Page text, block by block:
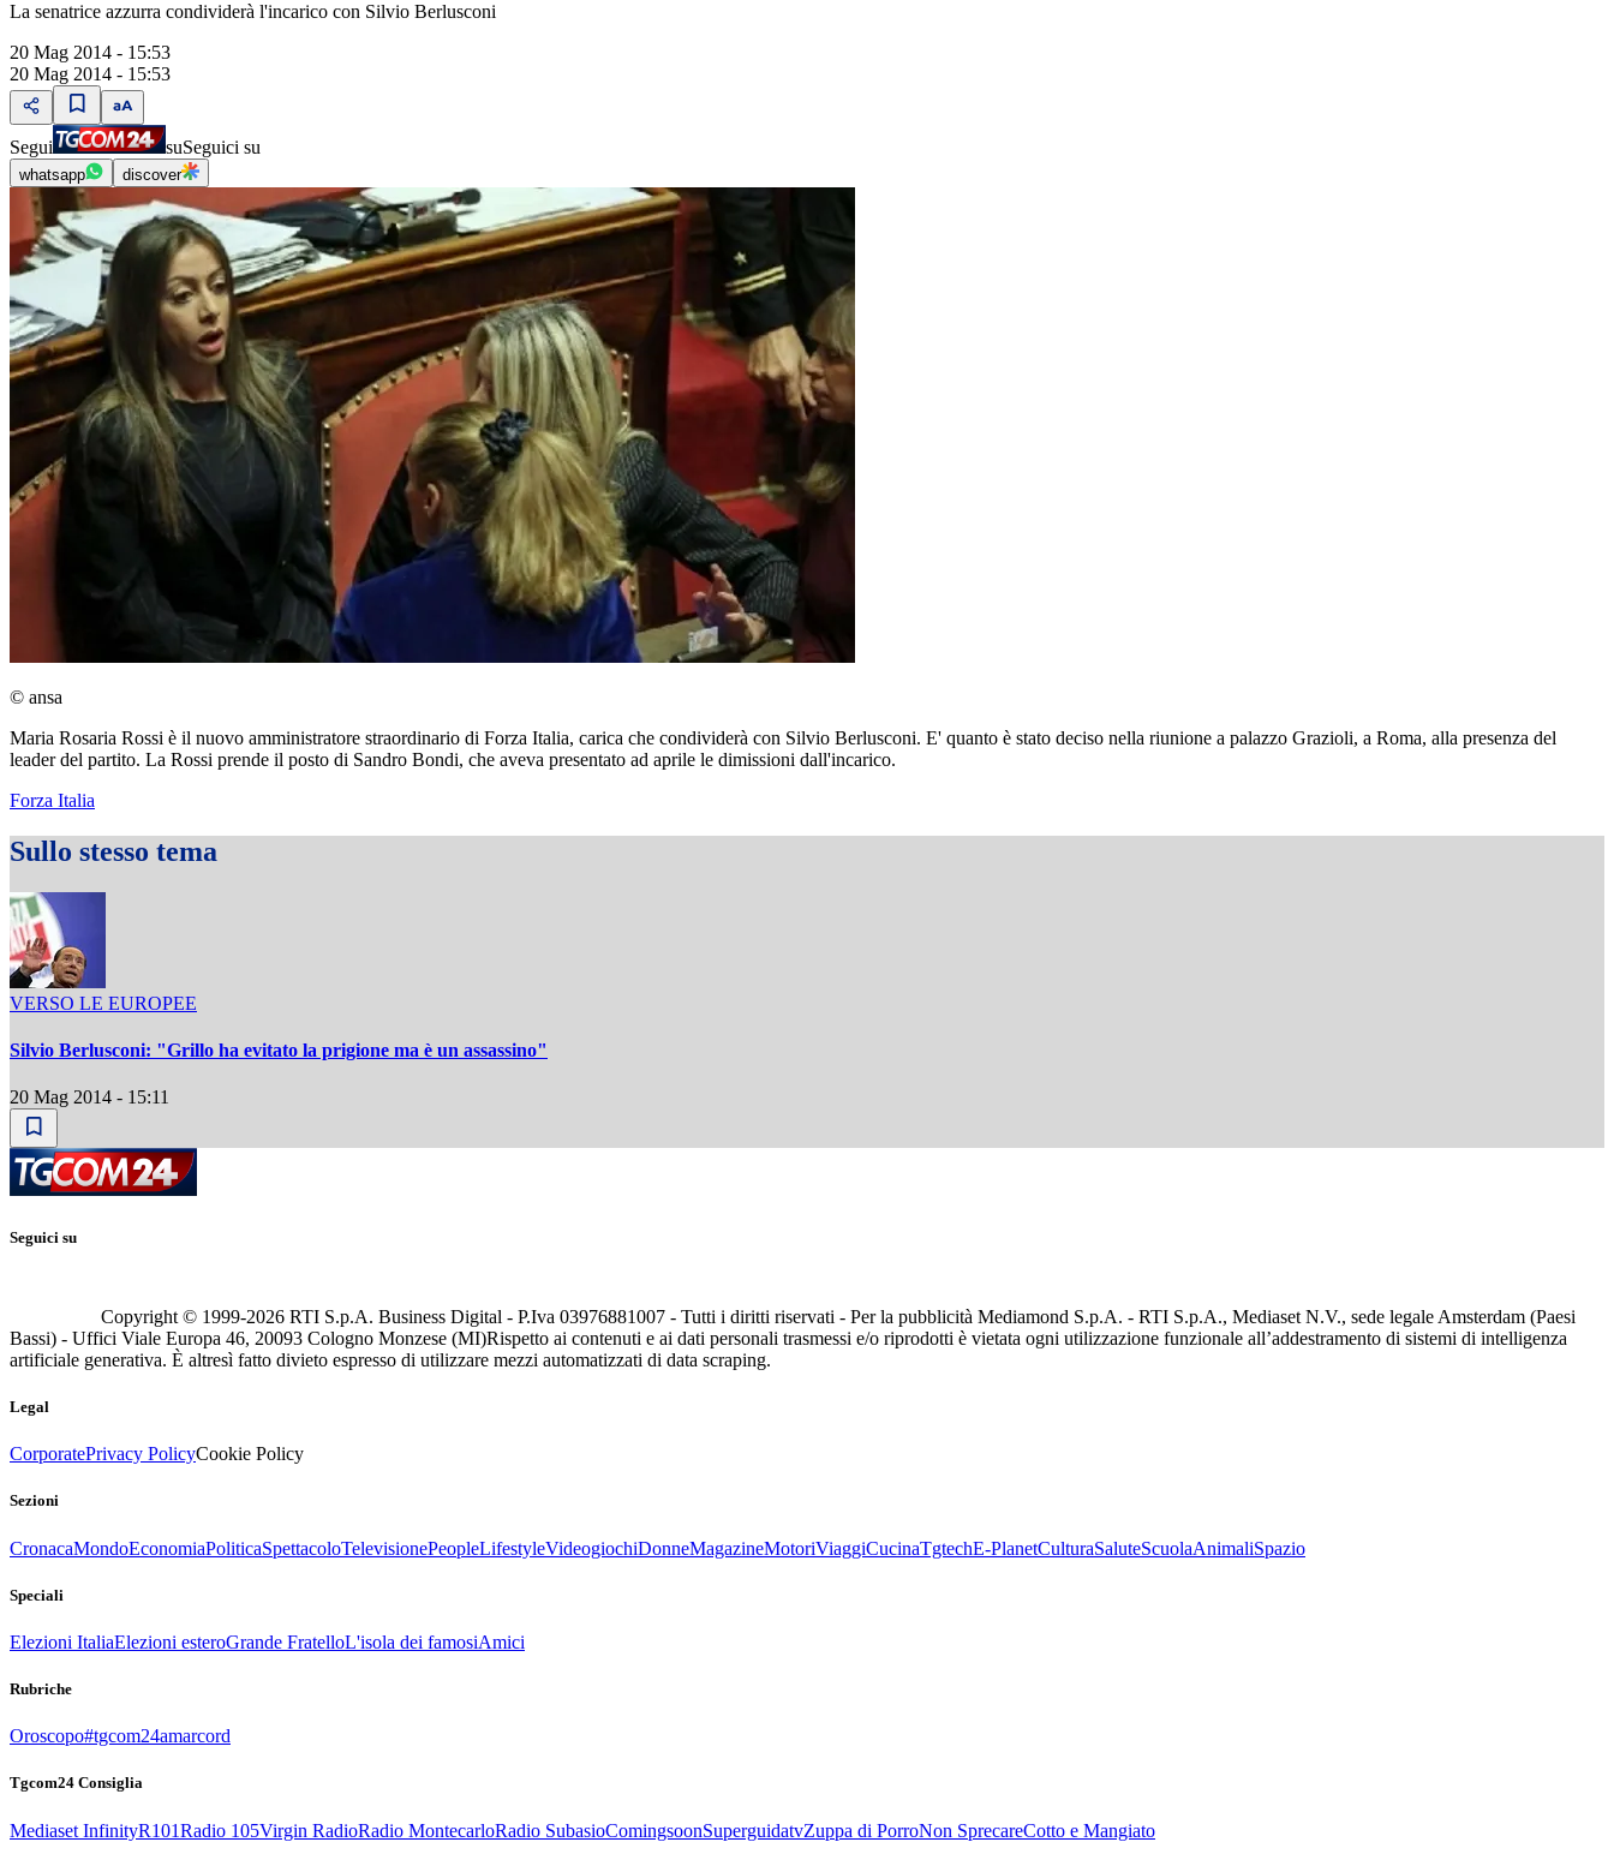
La senatrice azzurra condividerà l'incarico con Silvio Berlusconi
20 Mag 2014 - 15:53
20 Mag 2014 - 15:53
Segui suSeguici su
whatsapp discover
© ansa
Maria Rosaria Rossi è il nuovo amministratore straordinario di Forza Italia, carica che condividerà con Silvio Berlusconi. E' quanto è stato deciso nella riunione a palazzo Grazioli, a Roma, alla presenza del
leader del partito. La Rossi prende il posto di Sandro Bondi, che aveva presentato ad aprile le dimissioni dall'incarico.
Forza Italia
Sullo stesso tema
VERSO LE EUROPEE
Silvio Berlusconi: "Grillo ha evitato la prigione ma è un assassino"
20 Mag 2014 - 15:11
Seguici su
Copyright © 1999-2026 RTI S.p.A. Business Digital - P.Iva 03976881007 - Tutti i diritti riservati - Per la pubblicità Mediamond S.p.A. - RTI S.p.A., Mediaset N.V., sede legale Amsterdam (Paesi
Bassi) - Uffici Viale Europa 46, 20093 Cologno Monzese (MI)Rispetto ai contenuti e ai dati personali trasmessi e/o riprodotti è vietata ogni utilizzazione funzionale all’addestramento di sistemi di intelligenza
artificiale generativa. È altresì fatto divieto espresso di utilizzare mezzi automatizzati di data scraping.
Legal
CorporatePrivacy PolicyCookie Policy
Sezioni
CronacaMondoEconomiaPoliticaSpettacoloTelevisionePeopleLifestyleVideogiochiDonneMagazineMotoriViaggiCucinaTgtechE-PlanetCulturaSaluteScuolaAnimaliSpazio
Speciali
Elezioni ItaliaElezioni esteroGrande FratelloL'isola dei famosiAmici
Rubriche
Oroscopo#tgcom24amarcord
Tgcom24 Consiglia
Mediaset InfinityR101Radio 105Virgin RadioRadio MontecarloRadio SubasioComingsoonSuperguidatvZuppa di PorroNon SprecareCotto e Mangiato